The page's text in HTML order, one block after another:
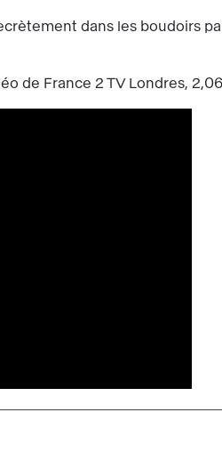
dans les boudoirs
de France 2 TV Londres,